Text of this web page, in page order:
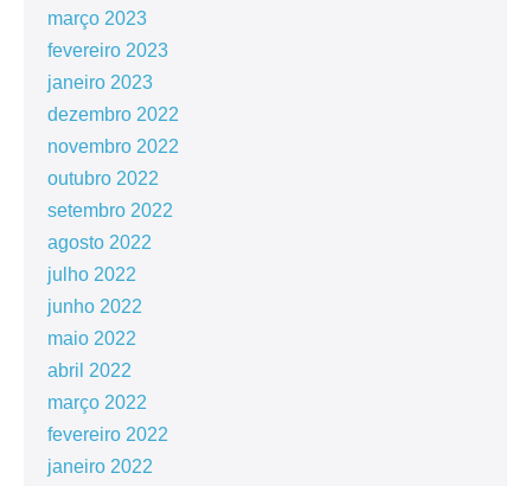
março 2023
fevereiro 2023
janeiro 2023
dezembro 2022
novembro 2022
outubro 2022
setembro 2022
agosto 2022
julho 2022
junho 2022
maio 2022
abril 2022
março 2022
fevereiro 2022
janeiro 2022